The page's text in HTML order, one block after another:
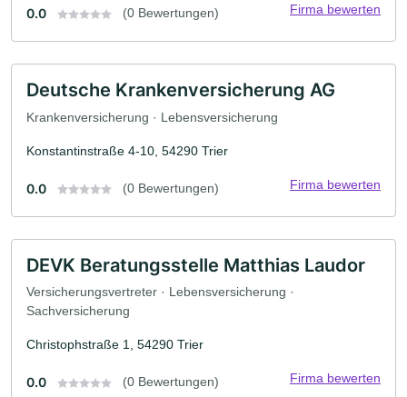
0.0 (0 Bewertungen) Firma bewerten
Deutsche Krankenversicherung AG
Krankenversicherung · Lebensversicherung
Konstantinstraße 4-10, 54290 Trier
0.0 (0 Bewertungen) Firma bewerten
DEVK Beratungsstelle Matthias Laudor
Versicherungsvertreter · Lebensversicherung ·
Sachversicherung
Christophstraße 1, 54290 Trier
0.0 (0 Bewertungen) Firma bewerten